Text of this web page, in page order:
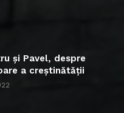
și Pavel, despre
a creștinătății